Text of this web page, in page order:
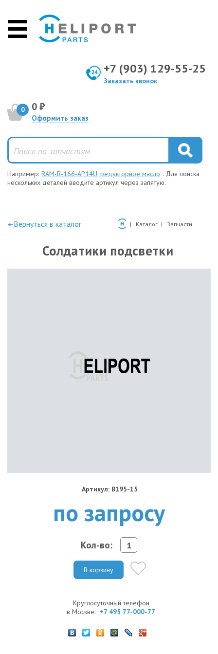
+7 (903) 129-55-25
Заказать звонок
0 0 ₽
Оформить заказ
Например: RAM-B-166-AP14U, редукторное масло . Для поиска
нескольких деталей вводите артикул через запятую.
—Вернуться в каталог Каталог Запчасти
Солдатики подсветки
Артикул: B195-15
по запросу
Кол-во:
В корзину
Круглосуточный телефон
в Москве: +7 495 77-000-77